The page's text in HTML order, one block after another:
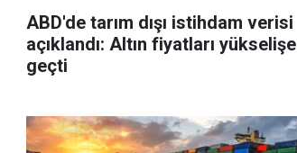
ABD'de tarım dışı istihdam verisi
açıklandı: Altın fiyatları yükselişe
geçti